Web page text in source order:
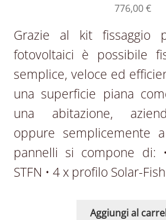
776,00€
Grazie al kit fissaggio
fotovoltaici è possibile
semplice, veloce ed
una superficie piana
una abitazione,
oppure semplicemente
pannelli si compone di:
STFN • 4 x profilo Solar-
Aggiungi al